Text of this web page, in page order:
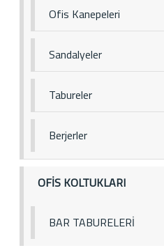
Ofis Kanepeleri
Sandalyeler
Tabureler
Berjerler
OFİS KOLTUKLARI
BAR TABURELERİ